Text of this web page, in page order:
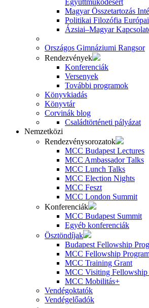
Együttműködésért
Magyar Összetartozás
Politikai Filozófia
Ázsiai–Magyar
Országos Gimnáziumi Rangsor
Rendezvények
Konferenciák
Versenyek
További programok
Könyvkiadás
Könyvtár
Corvinák blog
Családtörténeti pályázat
Nemzetközi
Rendezvénysorozatok
MCC Budapest Lectures
MCC Ambassador Talks
MCC Lunch Talks
MCC Election Nights
MCC Feszt
MCC London Summit
Konferenciák
MCC Budapest Summit
Egyéb konferenciák
Ösztöndíjak
Budapest Fellowship
MCC Fellowship
MCC Training Grant
MCC Visiting Fellowship
MCC Mobilitás+
Vendégoktatók
Vendégelőadók